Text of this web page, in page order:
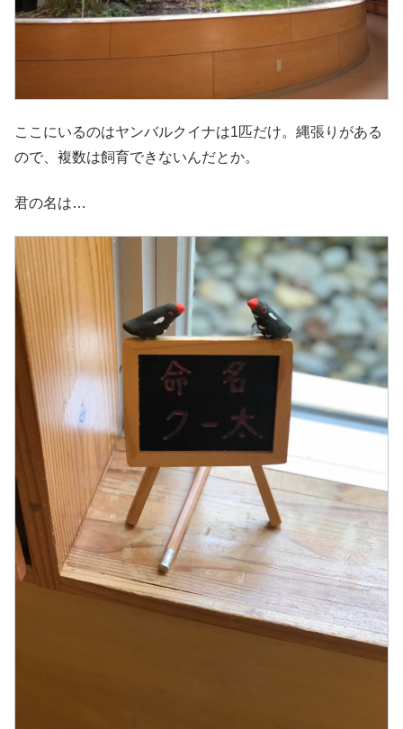
ここにいるのはヤンバルクイナは1匹だけ。縄張りがある
ので、複数は飼育できないんだとか。
君の名は…